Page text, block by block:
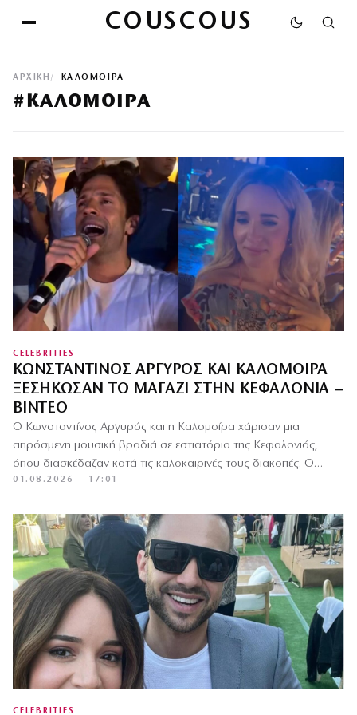
COUSCOUS
ΑΡΧΙΚΉ ΚΑΛΟΜΟΙΡΑ
#ΚΑΛΟΜΟΙΡΑ
CELEBRITIES
ΚΩΝΣΤΑΝΤΊΝΟΣ ΑΡΓΥΡΌΣ ΚΑΙ ΚΑΛΟΜΟΊΡΑ
ΞΕΣΉΚΩΣΑΝ ΤΟ ΜΑΓΑΖΊ ΣΤΗΝ ΚΕΦΑΛΟΝΙΆ –
ΒΊΝΤΕΟ
Ο Κωνσταντίνος Αργυρός και η Καλομοίρα χάρισαν μια
απρόσμενη μουσική βραδιά σε εστιατόριο της Κεφαλονιάς,
όπου διασκέδαζαν κατά τις καλοκαιρινές τους διακοπές. Ο
Αργυρός ανέβηκε αυθόρμητα…
01.08.2026 — 17:01
CELEBRITIES